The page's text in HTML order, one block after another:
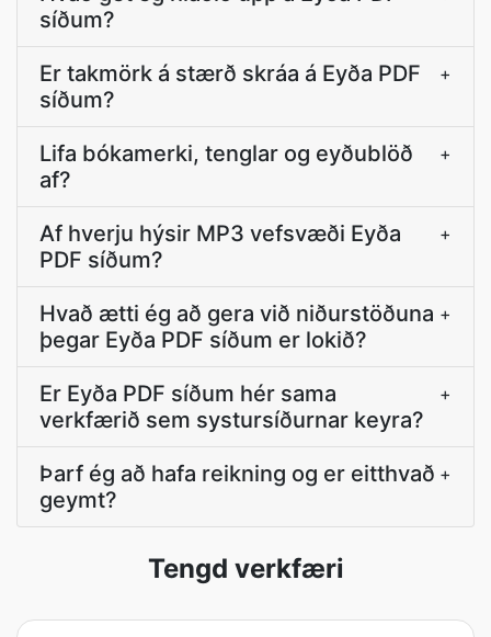
síðum?
Er takmörk á stærð skráa á Eyða PDF
síðum?
+
Lifa bókamerki, tenglar og eyðublöð
af?
+
Af hverju hýsir MP3 vefsvæði Eyða
PDF síðum?
+
Hvað ætti ég að gera við niðurstöðuna
þegar Eyða PDF síðum er lokið?
+
Er Eyða PDF síðum hér sama
verkfærið sem systursíðurnar keyra?
+
Þarf ég að hafa reikning og er eitthvað
geymt?
+
Tengd verkfæri